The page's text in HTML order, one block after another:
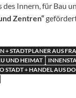
Innern, für Bau
Zentren“
+ STADTPLANER AUS
UND HEIMAT
STADT + HANDEL AUS